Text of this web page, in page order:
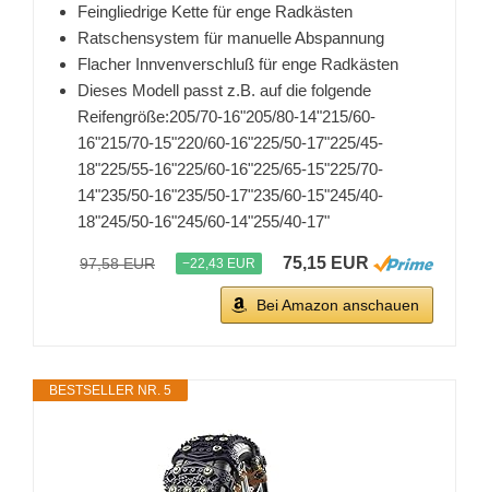
Feingliedrige Kette für enge Radkästen
Ratschensystem für manuelle Abspannung
Flacher Innvenverschluß für enge Radkästen
Dieses Modell passt z.B. auf die folgende
Reifengröße:205/70-16"205/80-14"215/60-
16"215/70-15"220/60-16"225/50-17"225/45-
18"225/55-16"225/60-16"225/65-15"225/70-
14"235/50-16"235/50-17"235/60-15"245/40-
18"245/50-16"245/60-14"255/40-17"
97,58 EUR −22,43 EUR 75,15 EUR
Bei Amazon anschauen
BESTSELLER NR. 5